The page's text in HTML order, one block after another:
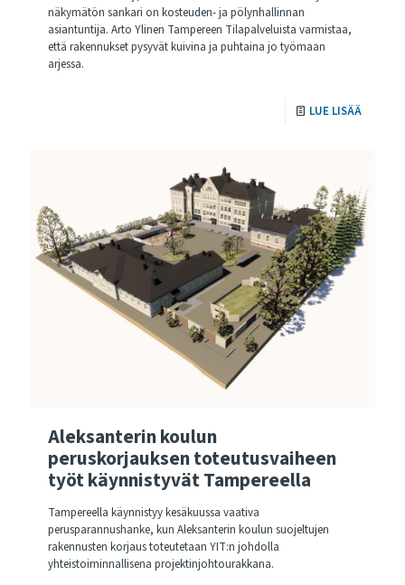
näkymätön sankari on kosteuden- ja pölynhallinnan
asiantuntija. Arto Ylinen Tampereen Tilapalveluista varmistaa,
että rakennukset pysyvät kuivina ja puhtaina jo työmaan
arjessa.
LUE LISÄÄ
Aleksanterin koulun
peruskorjauksen toteutusvaiheen
työt käynnistyvät Tampereella
Tampereella käynnistyy kesäkuussa vaativa
perusparannushanke, kun Aleksanterin koulun suojeltujen
rakennusten korjaus toteutetaan YIT:n johdolla
yhteistoiminnallisena projektinjohtourakkana.